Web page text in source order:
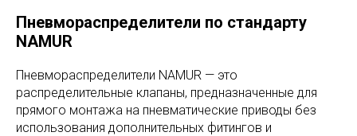
Пневмораспределители по стандарту
NAMUR
Пневмораспределители NAMUR — это
распределительные клапаны, предназначенные для
прямого монтажа на пневматические приводы без
использования дополнительных фитингов и